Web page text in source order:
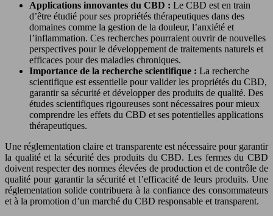
Applications innovantes du CBD : Le CBD est en train
d’être étudié pour ses propriétés thérapeutiques dans des
domaines comme la gestion de la douleur, l’anxiété et
l’inflammation. Ces recherches pourraient ouvrir de nouvelles
perspectives pour le développement de traitements naturels et
efficaces pour des maladies chroniques.
Importance de la recherche scientifique : La recherche
scientifique est essentielle pour valider les propriétés du CBD,
garantir sa sécurité et développer des produits de qualité. Des
études scientifiques rigoureuses sont nécessaires pour mieux
comprendre les effets du CBD et ses potentielles applications
thérapeutiques.
Une réglementation claire et transparente est nécessaire pour garantir
la qualité et la sécurité des produits du CBD. Les fermes du CBD
doivent respecter des normes élevées de production et de contrôle de
qualité pour garantir la sécurité et l’efficacité de leurs produits. Une
réglementation solide contribuera à la confiance des consommateurs
et à la promotion d’un marché du CBD responsable et transparent.